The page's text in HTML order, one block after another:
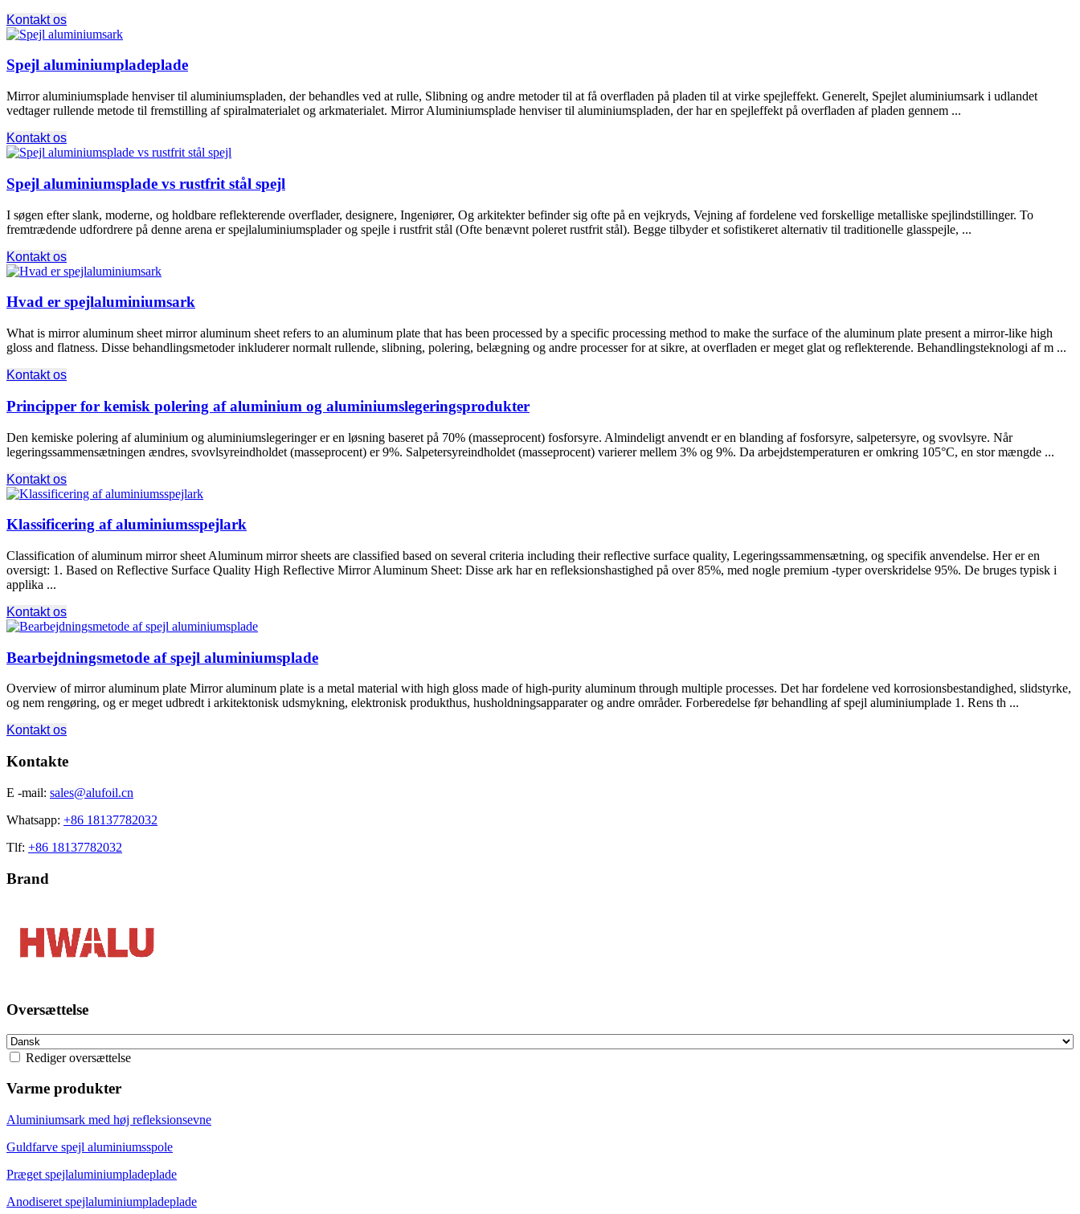
Kontakt os
Spejl aluminiumpladeplade
Mirror aluminiumsplade henviser til aluminiumspladen, der behandles ved at rulle, Slibning og andre metoder til at få overfladen på pladen til at virke spejleffekt. Generelt, Spejlet aluminiumsark i udlandet
vedtager rullende metode til fremstilling af spiralmaterialet og arkmaterialet. Mirror Aluminiumsplade henviser til aluminiumspladen, der har en spejleffekt på overfladen af ​​pladen gennem ...
Kontakt os
Spejl aluminiumsplade vs rustfrit stål spejl
I søgen efter slank, moderne, og holdbare reflekterende overflader, designere, Ingeniører, Og arkitekter befinder sig ofte på en vejkryds, Vejning af fordelene ved forskellige metalliske spejlindstillinger. To
fremtrædende udfordrere på denne arena er spejlaluminiumsplader og spejle i rustfrit stål (Ofte benævnt poleret rustfrit stål). Begge tilbyder et sofistikeret alternativ til traditionelle glasspejle, ...
Kontakt os
Hvad er spejlaluminiumsark
What is mirror aluminum sheet mirror aluminum sheet refers to an aluminum plate that has been processed by a specific processing method to make the surface of the aluminum plate present a mirror-like high
gloss and flatness. Disse behandlingsmetoder inkluderer normalt rullende, slibning, polering, belægning og andre processer for at sikre, at overfladen er meget glat og reflekterende. Behandlingsteknologi af m ...
Kontakt os
Principper for kemisk polering af aluminium og aluminiumslegeringsprodukter
Den kemiske polering af aluminium og aluminiumslegeringer er en løsning baseret på 70% (masseprocent) fosforsyre. Almindeligt anvendt er en blanding af fosforsyre, salpetersyre, og svovlsyre. Når
legeringssammensætningen ændres, svovlsyreindholdet (masseprocent) er 9%. Salpetersyreindholdet (masseprocent) varierer mellem 3% og 9%. Da arbejdstemperaturen er omkring 105°C, en stor mængde ...
Kontakt os
Klassificering af aluminiumsspejlark
Classification of aluminum mirror sheet Aluminum mirror sheets are classified based on several criteria including their reflective surface quality, Legeringssammensætning, og specifik anvendelse. Her er en
oversigt: 1. Based on Reflective Surface Quality High Reflective Mirror Aluminum Sheet: Disse ark har en refleksionshastighed på over 85%, med nogle premium -typer overskridelse 95%. De bruges typisk i
applika ...
Kontakt os
Bearbejdningsmetode af spejl aluminiumsplade
Overview of mirror aluminum plate Mirror aluminum plate is a metal material with high gloss made of high-purity aluminum through multiple processes. Det har fordelene ved korrosionsbestandighed, slidstyrke,
og nem rengøring, og er meget udbredt i arkitektonisk udsmykning, elektronisk produkthus, husholdningsapparater og andre områder. Forberedelse før behandling af spejl aluminiumplade 1. Rens th ...
Kontakt os
Kontakte
E -mail: sales@alufoil.cn
Whatsapp: +86 18137782032
Tlf: +86 18137782032
Brand
Oversættelse
Rediger oversættelse
Varme produkter
Aluminiumsark med høj refleksionsevne
Guldfarve spejl aluminiumsspole
Præget spejlaluminiumpladeplade
Anodiseret spejlaluminiumpladeplade